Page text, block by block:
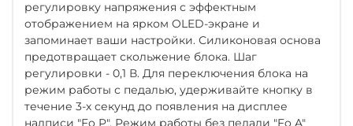
регулировку напряжения с эффектным
отображением на ярком OLED-экране и
запоминает ваши настройки. Силиконовая основа
предотвращает скольжение блока. Шаг
регулировки - 0,1 В. Для переключения блока на
режим работы с педалью, удерживайте кнопку в
течение 3-х секунд до появления на дисплее
надписи "Fo P". Режим работы без педали "Fo A"